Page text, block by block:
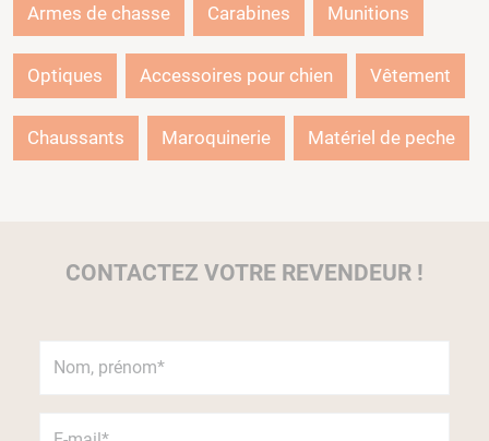
Armes de chasse Carabines Munitions
Optiques Accessoires pour chien Vêtement
Chaussants Maroquinerie Matériel de peche
CONTACTEZ VOTRE REVENDEUR !